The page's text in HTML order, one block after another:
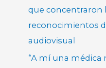
que concentraron
reconocimientos
audiovisual
“A mí una médica